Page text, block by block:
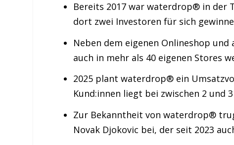
Bereits 2017 war waterdrop® in der
dort zwei Investoren für sich
Neben dem eigenen Onlineshop
auch in mehr als 40 eigenen Stores
2025 plant waterdrop® ein
Kund:innen liegt bei zwischen 2 und
Zur Bekanntheit von waterdrop®
Novak Djokovic bei, der seit 2023